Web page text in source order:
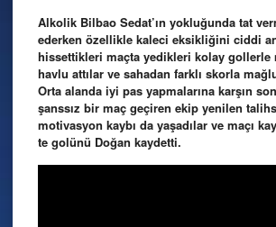
Alkolik Bilbao Sedat’ın yokluğunda tat
ederken özellikle kaleci eksikliğini ciddi
hissettikleri maçta yedikleri kolay gollerle
havlu attılar ve sahadan farklı skorla
Orta alanda iyi pas yapmalarına karşın
şanssız bir maç geçiren ekip yenilen
motivasyon kaybı da yaşadılar ve maçı
te golünü Doğan kaydetti.